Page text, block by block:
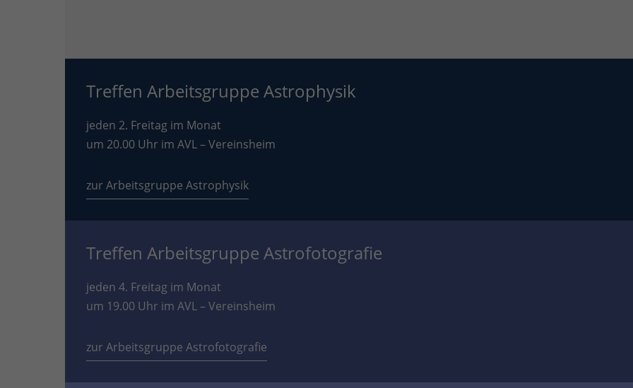
Treffen Arbeitsgruppe Astrophysik
jeden 2. Freitag im Monat
um 20.00 Uhr im AVL – Vereinsheim
zur Arbeitsgruppe Astrophysik
Treffen Arbeitsgruppe Astrofotografie
jeden 4. Freitag im Monat
um 19.00 Uhr im AVL – Vereinsheim
zur Arbeitsgruppe Astrofotografie